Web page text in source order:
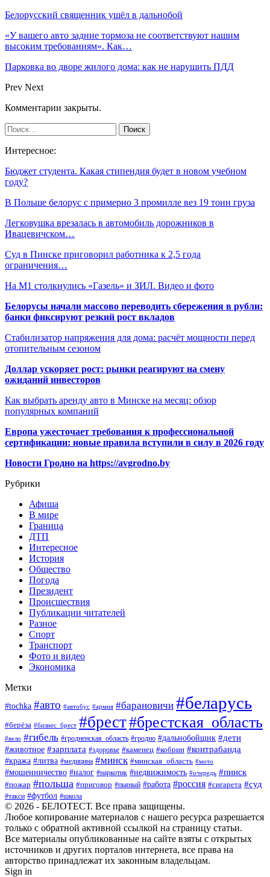
Белорусский священник ушёл в дальнобой
«У вашего авто задние тормоза не соответствуют нашим
высоким требованиям». Как…
Парковка во дворе жилого дома: как не нарушить ПДД
Prev Next
Комментарии закрыты.
Интересное:
Бюджет студента. Какая стипендия будет в новом учебном
году?
В Польше белорус с примерно 3 промилле вез 19 тонн груза
Легковушка врезалась в автомобиль дорожников в
Ивацевичском…
Суд в Пинске приговорил работника к 2,5 года
ограничения…
На М1 столкнулись «Газель» и ЗИЛ. Видео и фото
Белорусы начали массово переводить сбережения в рубли:
банки фиксируют резкий рост вкладов
Стабилизатор напряжения для дома: расчёт мощности перед
отопительным сезоном
Доллар ускоряет рост: рынки реагируют на смену
ожиданий инвесторов
Как выбрать аренду авто в Минске на месяц: обзор
популярных компаний
Европа ужесточает требования к профессиональной
сертификации: новые правила вступили в силу в 2026 году
Новости Гродно на https://avgrodno.by
Рубрики
Афиша
В мире
Граница
ДТП
Интересное
История
Общество
Погода
Президент
Происшествия
Публикации читателей
Разное
Спорт
Транспорт
Фото и видео
Экономика
Метки
#tochka #авто #автобус #армия #барановичи #беларусь
#берёза #бизнес_брест #брест#брестская_область
#вело #гибель #гродненская_область #гродно #дальнобойщик #дети
#животное #зарплата #здоровье #каменец #кобрин #контрабанда
#кража #литва #медицина #минск #минская_область #мото
#мошенничество #налог #наркотик #недвижимость #очередь #пинск
#пожар #польша #приговор #пьяный #работа #россия #сигарета #суд
#такси #футбол #школа
© 2026 - БЕЛОТЕСТ. Все права защищены.
Любое копирование материалов с нашего ресурса разрешается
только с обратной активной ссылкой на страницу статьи.
Все материалы опубликованные на сайте взяты с открытых
источников и других порталов интернета, все права на
авторство принадлежат их законным владельцам.
Sign in